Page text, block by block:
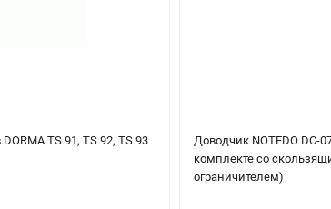
TS 91, TS 92, TS 93
Доводчик NOTEDO DC-
комплекте со
ограничителем)